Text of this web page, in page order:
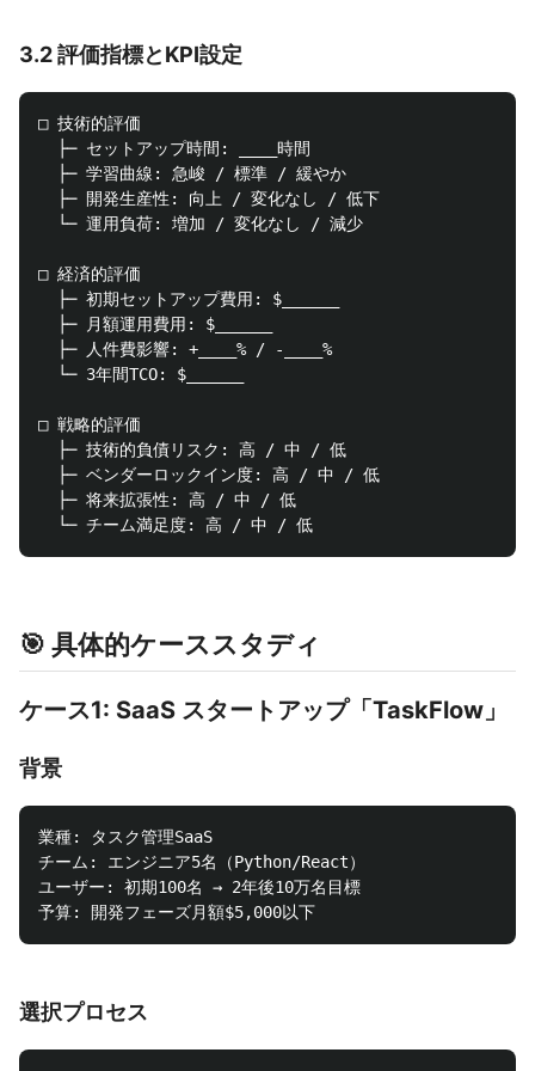
3.2 評価指標とKPI設定
□ 技術的評価
  ├─ セットアップ時間: ____時間
  ├─ 学習曲線: 急峻 / 標準 / 緩やか
  ├─ 開発生産性: 向上 / 変化なし / 低下
  └─ 運用負荷: 増加 / 変化なし / 減少
□ 経済的評価
  ├─ 初期セットアップ費用: $______
  ├─ 月額運用費用: $______
  ├─ 人件費影響: +____% / -____%
  └─ 3年間TCO: $______
□ 戦略的評価
  ├─ 技術的負債リスク: 高 / 中 / 低
  ├─ ベンダーロックイン度: 高 / 中 / 低
  ├─ 将来拡張性: 高 / 中 / 低
🎯 具体的ケーススタディ
ケース1: SaaS スタートアップ「TaskFlow」
背景
業種: タスク管理SaaS
チーム: エンジニア5名（Python/React）
ユーザー: 初期100名 → 2年後10万名目標
選択プロセス